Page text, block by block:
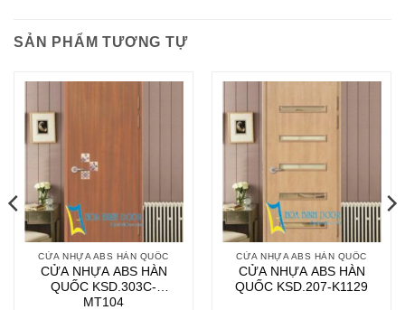
SẢN PHẨM TƯƠNG TỰ
CỬA NHỰA ABS HÀN QUỐC
CỬA NHỰA ABS HÀN
QUỐC KSD.303C-
MT104
CỬA NHỰA ABS HÀN QUỐC
CỬA NHỰA ABS HÀN
QUỐC KSD.207-K1129